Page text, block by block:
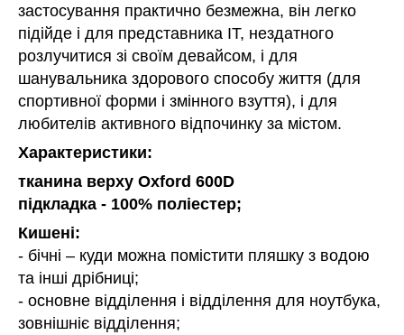
застосування практично безмежна, він легко
підійде і для представника IT, нездатного
розлучитися зі своїм девайсом, і для
шанувальника здорового способу життя (для
спортивної форми і змінного взуття), і для
любителів активного відпочинку за містом.
Характеристики:
тканина верху Oxford 600D
підкладка - 100% поліестер;
Кишені:
- бічні – куди можна помістити пляшку з водою
та інші дрібниці;
- основне відділення і відділення для ноутбука,
зовнішніє відділення;